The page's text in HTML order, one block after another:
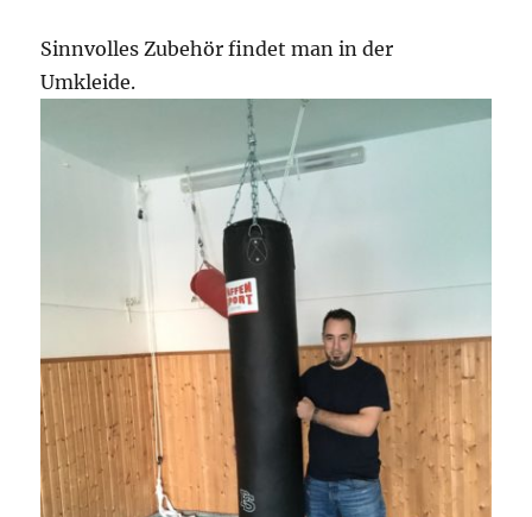
Sinnvolles Zubehör findet man in der
Umkleide.